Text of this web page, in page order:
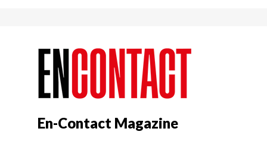
En-Contact Magazine